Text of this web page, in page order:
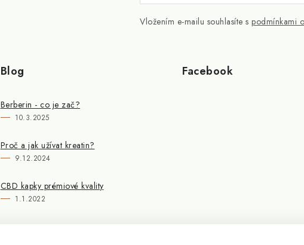
Vložením e-mailu souhlasíte s podmínkami
Blog
Berberin - co je zač?
10.3.2025
Proč a jak užívat kreatin?
9.12.2024
CBD kapky prémiové kvality
1.1.2022
Facebook